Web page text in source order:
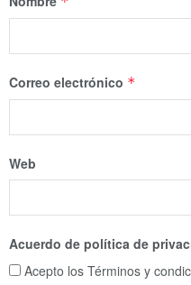
Correo electrónico *
Web
Acuerdo de política de
Acepto los Términos y